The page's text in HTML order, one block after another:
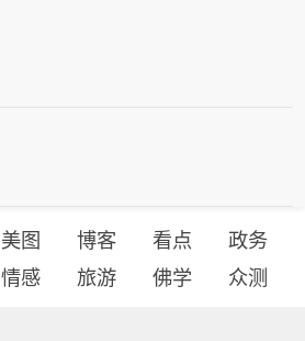
美图 博客 看点
政务
情感 旅游 佛学 众测